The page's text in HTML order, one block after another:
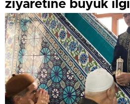
ziyaretine büyük ilgi